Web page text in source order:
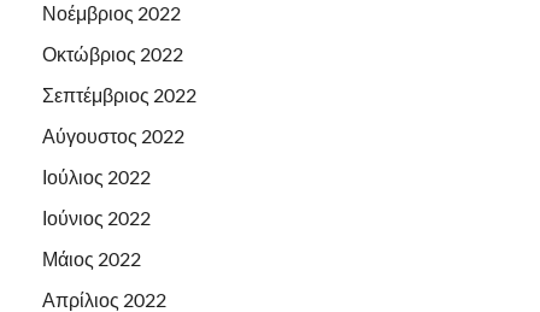
Νοέμβριος 2022
Οκτώβριος 2022
Σεπτέμβριος 2022
Αύγουστος 2022
Ιούλιος 2022
Ιούνιος 2022
Μάιος 2022
Απρίλιος 2022